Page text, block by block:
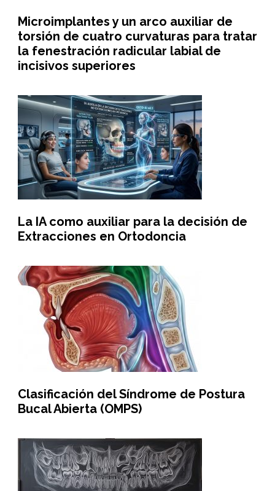
Microimplantes y un arco auxiliar de
torsión de cuatro curvaturas para tratar
la fenestración radicular labial de
incisivos superiores
La IA como auxiliar para la decisión de
Extracciones en Ortodoncia
Clasificación del Síndrome de Postura
Bucal Abierta (OMPS)